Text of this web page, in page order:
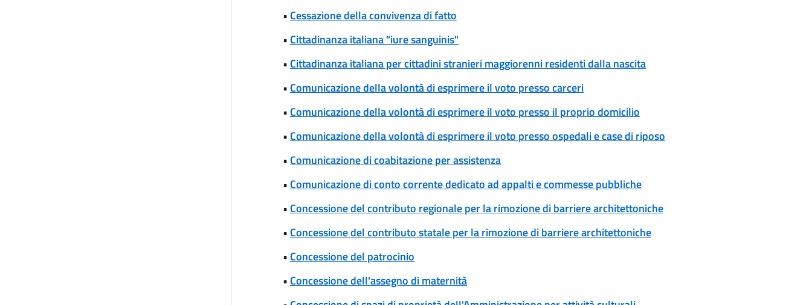
• Cessazione della convivenza di fatto
• Cittadinanza italiana "iure sanguinis"
• Cittadinanza italiana per cittadini stranieri maggiorenni residenti dalla nascita
• Comunicazione della volontà di esprimere il voto presso carceri
• Comunicazione della volontà di esprimere il voto presso il proprio domicilio
• Comunicazione della volontà di esprimere il voto presso ospedali e case di riposo
• Comunicazione di coabitazione per assistenza
• Comunicazione di conto corrente dedicato ad appalti e commesse pubbliche
• Concessione del contributo regionale per la rimozione di barriere architettoniche
• Concessione del contributo statale per la rimozione di barriere architettoniche
• Concessione del patrocinio
• Concessione dell'assegno di maternità